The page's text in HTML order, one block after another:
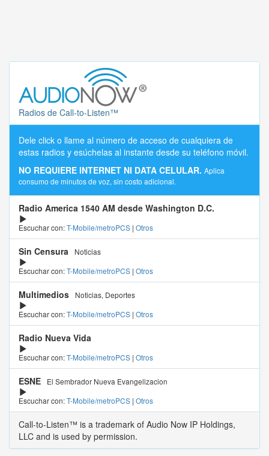
Radios de Call-to-Listen™
Dele click o llame al número de acceso de cualquiera de
estas radios y esúchelas al instante desde su teléfono móvil.
NO REQUIERE INTERNET NI DATA CELULAR. Aplica
consumo de minutos de voz, sin costo adicional.
Radio America 1540 AM desde Washington D.C.
Escuchar con:T-Mobile/metroPCS | Otros
Sin Censura
Noticias
Escuchar con:T-Mobile/metroPCS | Otros
Multimedios
Noticias, Deportes
Escuchar con:T-Mobile/metroPCS | Otros
Radio Nueva Vida
Escuchar con:T-Mobile/metroPCS | Otros
ESNE
El Sembrador Nueva Evangelizacion
Escuchar con:T-Mobile/metroPCS | Otros
Call-to-Listen™ is a trademark of Audio Now IP Holdings,
LLC and is used by permission.